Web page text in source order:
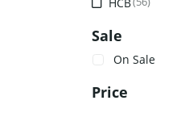
Sale
On Sale
Price